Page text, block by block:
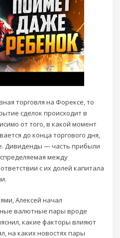
торговля на Форексе, то
сделок происходит в
от того, в какой момент
до конца торгового дня,
Дивиденды — часть прибыли
между
с их долей капитала
Алексей начал
валютные пары вроде
какие факторы влияют
на каких новостях пары